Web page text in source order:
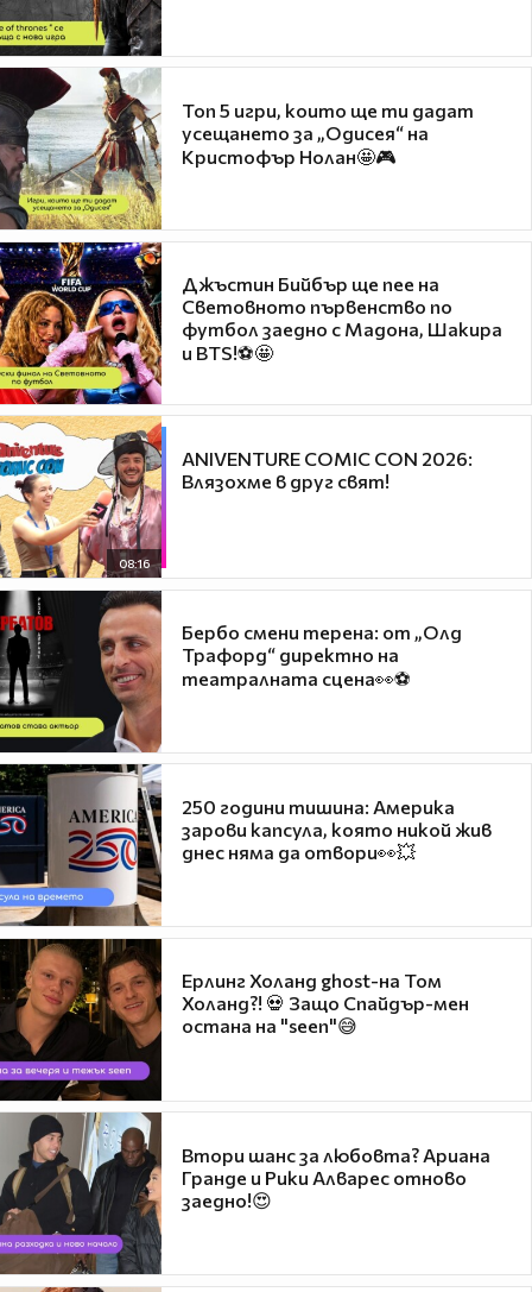
Топ 5 игри, които ще ти дадат
усещането за „Одисея“ на
Кристофър Нолан🤩🎮
Джъстин Бийбър ще пее на
Световното първенство по
футбол заедно с Мадона, Шакира
и BTS!⚽🤩
08:16
ANIVENTURE COMIC CON 2026:
Влязохме в друг свят!
Бербо смени терена: от „Олд
Трафорд“ директно на
театралната сцена👀⚽
250 години тишина: Америка
зарови капсула, която никой жив
днес няма да отвори👀💥
Ерлинг Холанд ghost-на Том
Холанд?! 💀 Защо Спайдър-мен
остана на "seen"😅
Втори шанс за любовта? Ариана
Гранде и Рики Алварес отново
заедно!😍